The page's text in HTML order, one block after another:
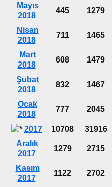
Mayıs
2018
445 1279
Nisan
2018
711 1465
Mart
2018
608 1479
Şubat
2018
832 1467
Ocak
2018
777 2045
2017 10708 31916
Aralık
2017
1279 2715
Kasım
2017
1122 2702